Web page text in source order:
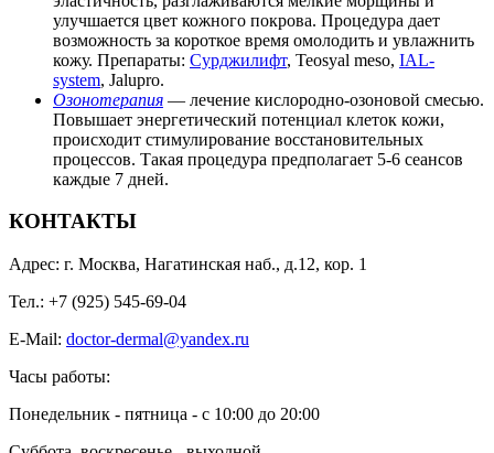
улучшается цвет кожного покрова. Процедура дает
возможность за короткое время омолодить и увлажнить
кожу. Препараты: Сурджилифт, Teosyal meso, IAL-
system, Jalupro.
Озонотерапия — лечение кислородно-озоновой смесью.
Повышает энергетический потенциал клеток кожи,
происходит стимулирование восстановительных
процессов. Такая процедура предполагает 5-6 сеансов
каждые 7 дней.
КОНТАКТЫ
Адрес: г. Москва, Нагатинская наб., д.12, кор. 1
Тел.: +7 (925) 545-69-04
E-Mail: doctor-dermal@yandex.ru
Часы работы:
Понедельник - пятница - с 10:00 до 20:00